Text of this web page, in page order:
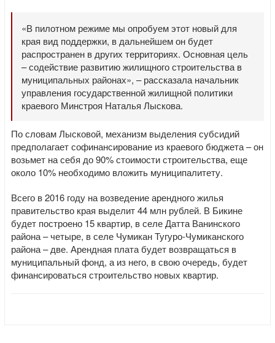
«В пилотном режиме мы опробуем этот новый для
края вид поддержки, в дальнейшем он будет
распространен в других территориях. Основная цель
– содействие развитию жилищного строительства в
муниципальных районах», – рассказала начальник
управления государственной жилищной политики
краевого Минстроя Наталья Лыскова.
По словам Лысковой, механизм выделения субсидий
предполагает софинансирование из краевого бюджета – он
возьмет на себя до 90% стоимости строительства, еще
около 10% необходимо вложить муниципалитету.
Всего в 2016 году на возведение арендного жилья
правительство края выделит 44 млн рублей. В Бикине
будет построено 15 квартир, в селе Датта Ванинского
района – четыре, в селе Чумикан Тугуро-Чумиканского
района – две. Арендная плата будет возвращаться в
муниципальный фонд, а из него, в свою очередь, будет
финансироваться строительство новых квартир.